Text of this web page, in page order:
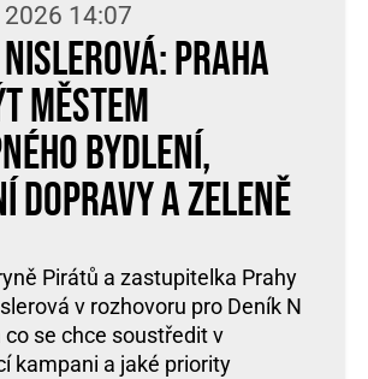
14:07
Praha
městem
bydlení,
dopravy a zeleně
Pirátů a zastupitelka Prahy
v rozhovoru pro Deník N
co se chce soustředit v
kampani a jaké priority